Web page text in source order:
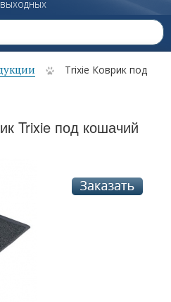
Trixie Коврик под
Trixie под кошачий